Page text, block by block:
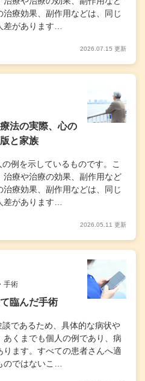
療効果、副作用などは、同じ
差があります…
2026.07.15 更新
法の実際、心の
と家族
例を示しているものです。こ
治療や治療の効果、副作用など
療効果、副作用などは、同じ
差があります…
2026.05.11 更新
手術
臨んだ手術
であるため、具体的な病状や
くまでも個人の例であり、病
ます。すべての患者さんへ適
のではないこ…